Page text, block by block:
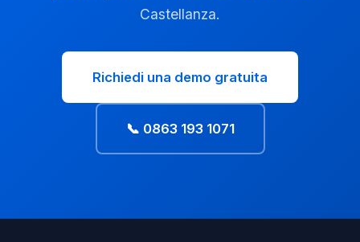
Castellanza.
Richiedi una demo gratuita
📞 0863 193 1071